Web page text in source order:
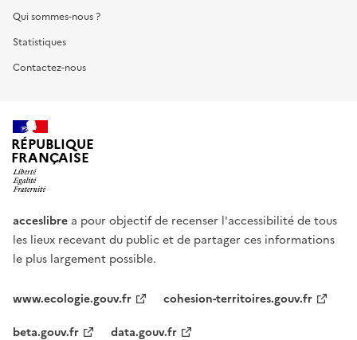
Qui sommes-nous ?
Statistiques
Contactez-nous
RÉPUBLIQUE
FRANÇAISE
acceslibre a pour objectif de recenser l'accessibilité de tous
les lieux recevant du public et de partager ces informations
le plus largement possible.
www.ecologie.gouv.fr
cohesion-territoires.gouv.fr
beta.gouv.fr
data.gouv.fr